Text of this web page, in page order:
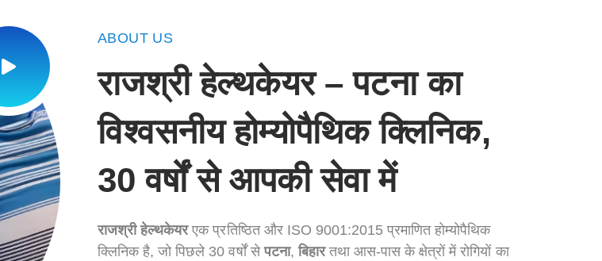
ABOUT US
राजश्री हेल्थकेयर – पटना का
विश्वसनीय होम्योपैथिक क्लिनिक,
30 वर्षों से आपकी सेवा में
राजश्री हेल्थकेयरएक प्रतिष्ठित और ISO 9001:2015 प्रमाणित होम्योपैथिक
क्लिनिक है, जो पिछले 30 वर्षों सेपटना,बिहारतथा आस-पास के क्षेत्रों में रोगियों का